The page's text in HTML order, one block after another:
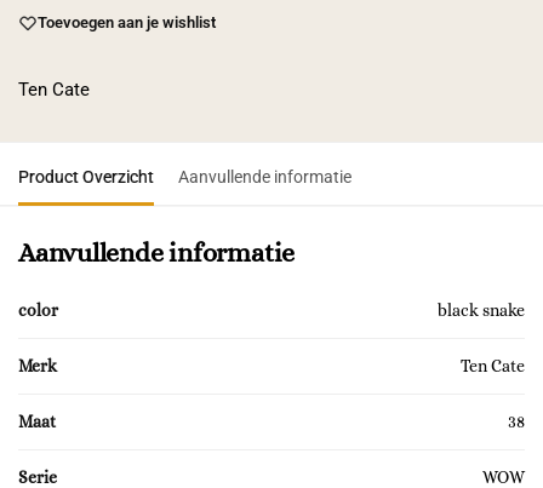
Toevoegen aan je wishlist
Ten Cate
Product Overzicht Aanvullende informatie
Aanvullende informatie
color black snake
Merk Ten Cate
Maat 38
Serie WOW